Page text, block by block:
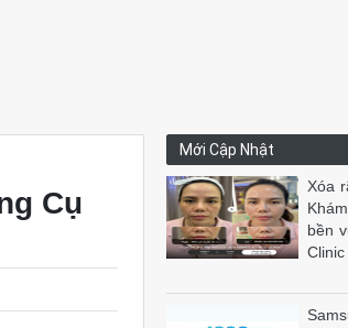
Cụ
Mới Cập Nhật
Xóa
bền
Clinic